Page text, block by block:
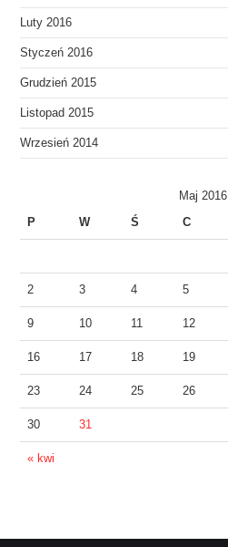
Luty 2016
Styczeń 2016
Grudzień 2015
Listopad 2015
Wrzesień 2014
Maj 2016
P W Ś C
« kwi
2 3 4 5
9 10 11 12
16 17 18 19
23 24 25 26
30 31